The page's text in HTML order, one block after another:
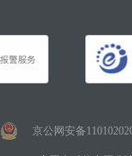
京公网安备